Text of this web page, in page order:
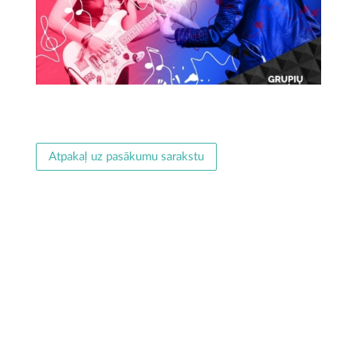
Atpakaļ uz pasākumu sarakstu